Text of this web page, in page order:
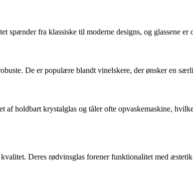
fra klassiske til moderne designs, og glassene
De er populære blandt vinelskere, der ønsker en
holdbart krystalglas og tåler ofte opvaskemaskine,
Deres rødvinsglas forener funktionalitet med